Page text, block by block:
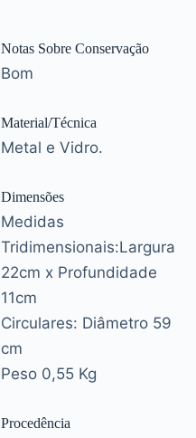
Notas Sobre Conservação
Bom
Material/Técnica
Metal e Vidro.
Dimensões
Medidas
Tridimensionais:Largura
22cm x Profundidade
11cm
Circulares: Diâmetro 59
cm
Peso 0,55 Kg
Procedência